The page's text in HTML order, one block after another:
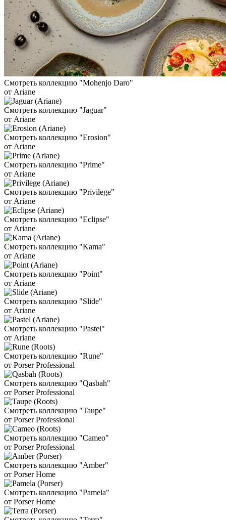
Смотреть коллекцию "Mohenjo Daro"
от Ariane
Смотреть коллекцию "Jaguar"
от Ariane
Смотреть коллекцию "Erosion"
от Ariane
Смотреть коллекцию "Prime"
от Ariane
Смотреть коллекцию "Privilege"
от Ariane
Смотреть коллекцию "Eclipse"
от Ariane
Смотреть коллекцию "Kama"
от Ariane
Смотреть коллекцию "Point"
от Ariane
Смотреть коллекцию "Slide"
от Ariane
Смотреть коллекцию "Pastel"
от Ariane
Смотреть коллекцию "Rune"
от Porser Professional
Смотреть коллекцию "Qasbah"
от Porser Professional
Смотреть коллекцию "Taupe"
от Porser Professional
Смотреть коллекцию "Cameo"
от Porser Professional
Смотреть коллекцию "Amber"
от Porser Home
Смотреть коллекцию "Pamela"
от Porser Home